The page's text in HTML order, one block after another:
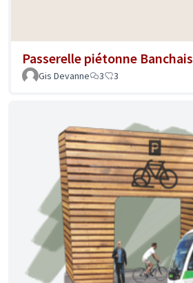
Passerelle piétonne Banchais
Gis Devanne
3 3